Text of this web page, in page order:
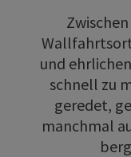
und
schnell zu
geredet,
manchmal